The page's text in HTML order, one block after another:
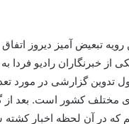
رویه تبعیض آمیز دیروز
ماه یکی از خبرنگاران رادیو
تدوین گزارشی در مورد
مختلف کشور است. بعد از
که در آن لحظه اخبار کشته